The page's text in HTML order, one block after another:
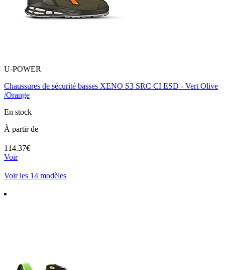
U-POWER
Chaussures de sécurité basses XENO S3 SRC CI ESD - Vert Olive
/Orange
En stock
À partir de
114.37€
Voir
Voir les 14 modèles